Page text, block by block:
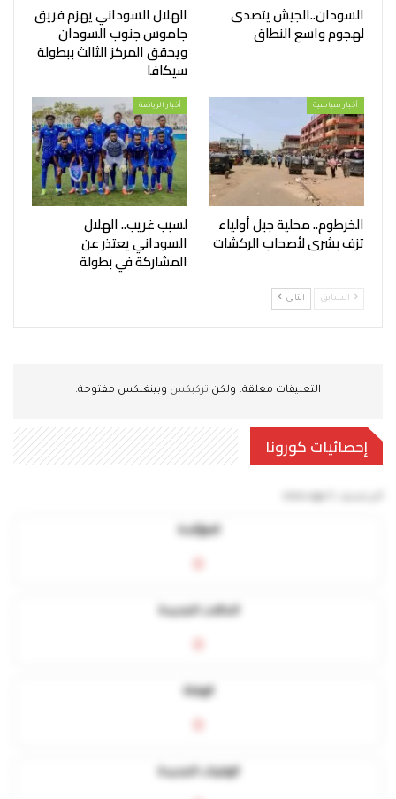
السودان..الجيش يتصدى
لهجوم واسع النطاق
الهلال السوداني يهزم فريق
جاموس جنوب السودان
ويحقق المركز الثالث ببطولة
سيكافا
أخبار سياسية
الخرطوم.. محلية جبل أولياء
تزف بشرى لأصحاب الركشات
أخبار الرياضة
لسبب غريب.. الهلال
السوداني يعتذر عن
المشاركة في بطولة
السابق التالي
التعليقات مغلقة، ولكن تركبكس وبينغبكس مفتوحة.
إحصائيات كورونا